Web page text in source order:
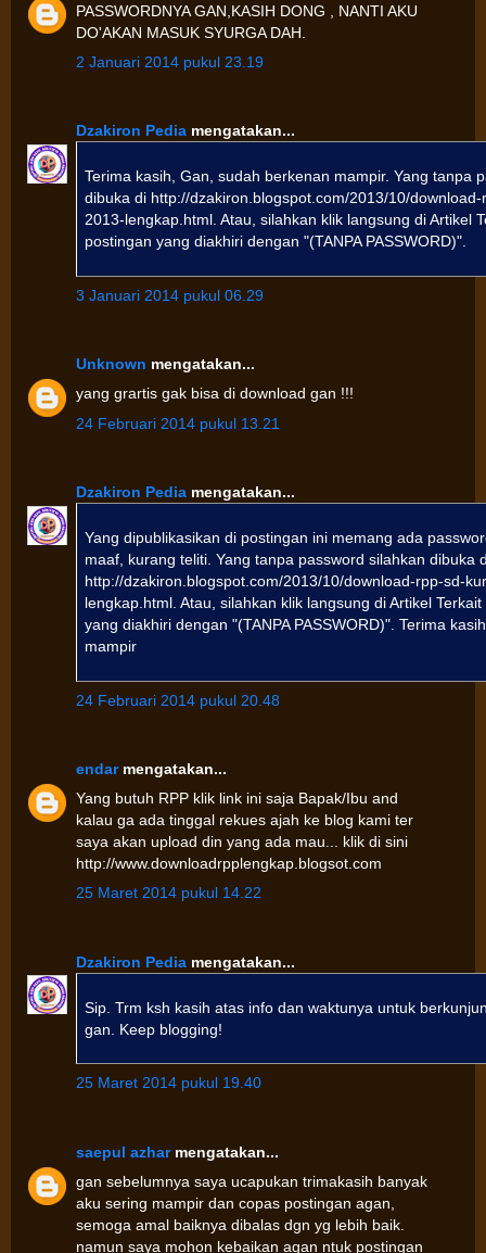
PASSWORDNYA GAN,KASIH DONG , NANTI AKU
DO'AKAN MASUK SYURGA DAH.
2 Januari 2014 pukul 23.19
Dzakiron Pedia mengatakan...
Terima kasih, Gan, sudah berkenan mampir. Yang tanpa
dibuka di http://dzakiron.blogspot.com/2013/10/
2013-lengkap.html. Atau, silahkan klik langsung di Artikel
postingan yang diakhiri dengan "(TANPA PASSWORD)".
3 Januari 2014 pukul 06.29
Unknown mengatakan...
yang grartis gak bisa di download gan !!!
24 Februari 2014 pukul 13.21
Dzakiron Pedia mengatakan...
Yang dipublikasikan di postingan ini memang ada
maaf, kurang teliti. Yang tanpa password silahkan dibuka
http://dzakiron.blogspot.com/2013/10/download-rpp-sd-
lengkap.html. Atau, silahkan klik langsung di Artikel
yang diakhiri dengan "(TANPA PASSWORD)". Terima
mampir
24 Februari 2014 pukul 20.48
endarmengatakan...
Yang butuh RPP klik link ini saja Bapak/Ibu and
kalau ga ada tinggal rekues ajah ke blog kami ter
saya akan upload din yang ada mau... klik di sini
http://www.downloadrpplengkap.blogsot.com
25 Maret 2014 pukul 14.22
Dzakiron Pedia mengatakan...
Sip. Trm ksh kasih atas info dan waktunya untuk
gan. Keep blogging!
25 Maret 2014 pukul 19.40
saepul azharmengatakan...
gan sebelumnya saya ucapukan trimakasih banyak
aku sering mampir dan copas postingan agan,
semoga amal baiknya dibalas dgn yg lebih baik.
namun saya mohon kebaikan agan ntuk postingan